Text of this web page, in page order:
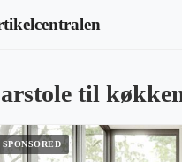
til